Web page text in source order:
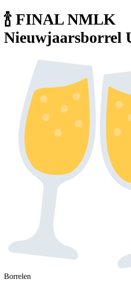
🍾 FINAL NMLK
Nieuwjaarsborrel
Borrelen